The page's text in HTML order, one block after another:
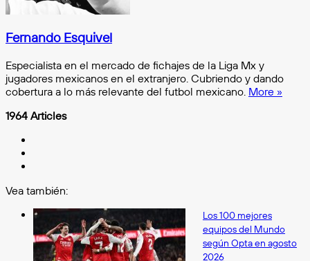
Fernando Esquivel
Especialista en el mercado de fichajes de la Liga Mx y
jugadores mexicanos en el extranjero. Cubriendo y dando
cobertura a lo más relevante del futbol mexicano. More »
1964 Articles
Vea también:
Los 100 mejores
equipos del Mundo
según Opta en agosto
2026